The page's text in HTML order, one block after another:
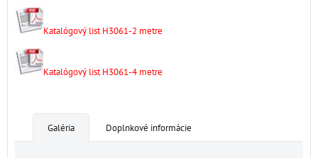
Katalógový list H3061-2 metre
Katalógový list H3061-4 metre
Galéria Doplnkové informácie